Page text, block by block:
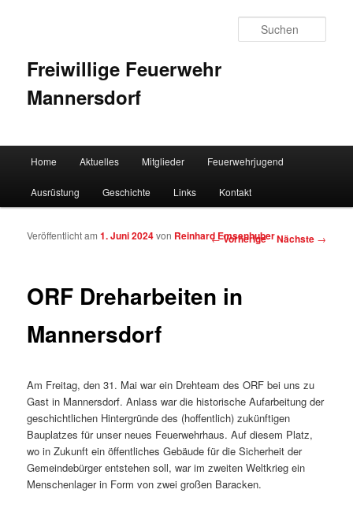
Freiwillige Feuerwehr
Mannersdorf
Zum Inhalt wechseln
Zum sekundären Inhalt wechseln
Home Aktuelles Mitglieder Feuerwehrjugend
Ausrüstung Geschichte Links Kontakt
Artikelnavigation
←Vorherige Nächste →
ORF Dreharbeiten in
Mannersdorf
Veröffentlicht am1. Juni 2024von Reinhard Emsenhuber
Am Freitag, den 31. Mai war ein Drehteam des ORF bei uns zu
Gast in Mannersdorf. Anlass war die historische Aufarbeitung der
geschichtlichen Hintergründe des (hoffentlich) zukünftigen
Bauplatzes für unser neues Feuerwehrhaus. Auf diesem Platz,
wo in Zukunft ein öffentliches Gebäude für die Sicherheit der
Gemeindebürger entstehen soll, war im zweiten Weltkrieg ein
Menschenlager in Form von zwei großen Baracken.